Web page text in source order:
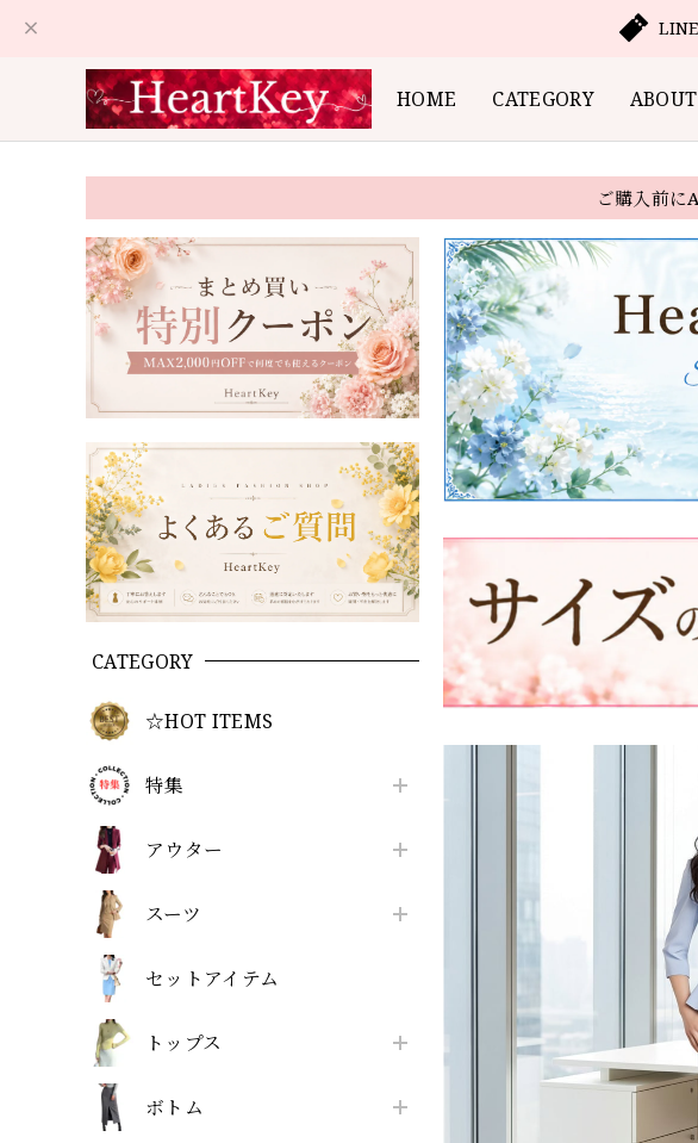
HOME CATEGORY ABOUT
ご購入前に
CATEGORY
☆HOT ITEMS
特集
アウター
スーツ
セットアイテム
トップス
ボトム